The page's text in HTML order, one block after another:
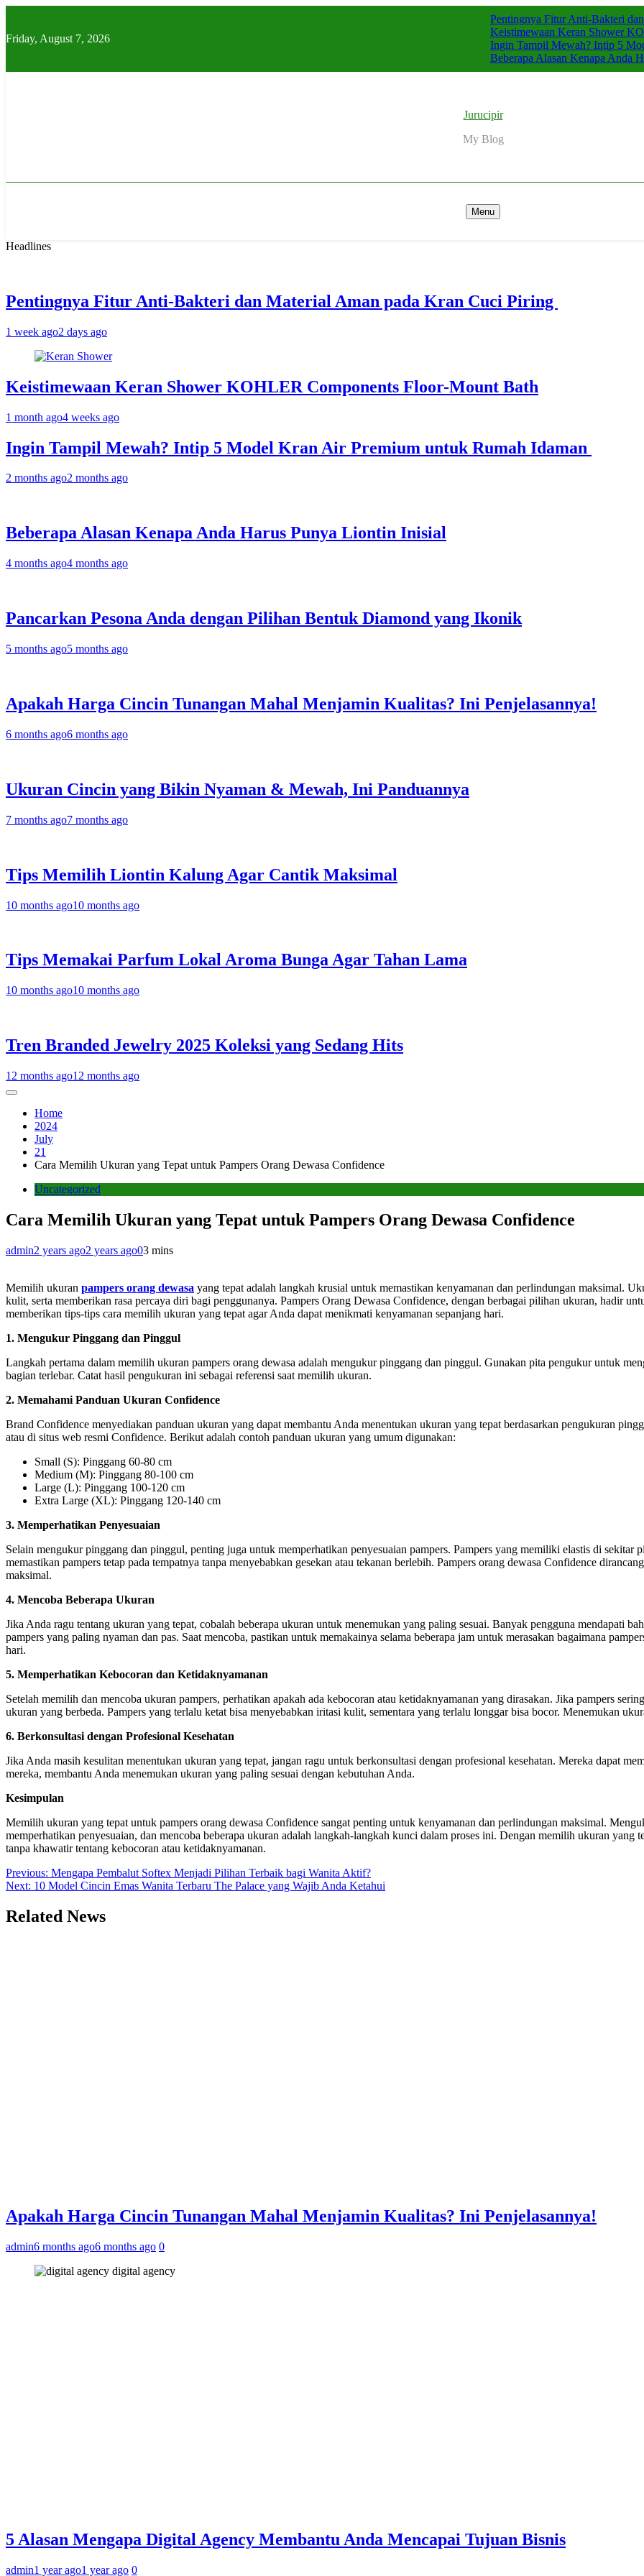
content
Friday, August 7, 2026
Pentingnya Fitur Anti-Bakteri
Keistimewaan Keran Shower
Ingin Tampil Mewah? Intip 5
Beberapa Alasan Kenapa Anda
Jurucipir
My Blog
Menu
Headlines
Pentingnya Fitur Anti-Bakteri dan Material Aman pada Kran Cuci Piring
1 week ago2 days ago
Keistimewaan Keran Shower KOHLER Components Floor-Mount Bath
1 month ago4 weeks ago
Ingin Tampil Mewah? Intip 5 Model Kran Air Premium untuk Rumah Idaman
2 months ago2 months ago
Beberapa Alasan Kenapa Anda Harus Punya Liontin Inisial
4 months ago4 months ago
Pancarkan Pesona Anda dengan Pilihan Bentuk Diamond yang Ikonik
5 months ago5 months ago
Apakah Harga Cincin Tunangan Mahal Menjamin Kualitas? Ini Penjelasannya!
6 months ago6 months ago
Ukuran Cincin yang Bikin Nyaman & Mewah, Ini Panduannya
7 months ago7 months ago
Tips Memilih Liontin Kalung Agar Cantik Maksimal
10 months ago10 months ago
Tips Memakai Parfum Lokal Aroma Bunga Agar Tahan Lama
10 months ago10 months ago
Tren Branded Jewelry 2025 Koleksi yang Sedang Hits
12 months ago12 months ago
Home
2024
July
21
Cara Memilih Ukuran yang Tepat untuk Pampers Orang Dewasa Confidence
Uncategorized
Cara Memilih Ukuran yang Tepat untuk Pampers Orang Dewasa Confidence
admin2 years ago2 years ago03 mins
Memilih ukuran pampers orang dewasa yang tepat adalah langkah krusial untuk memastikan kenyamanan dan perlindungan maksimal.
kulit, serta memberikan rasa percaya diri bagi penggunanya. Pampers Orang Dewasa Confidence, dengan berbagai pilihan ukuran, hadir
memberikan tips-tips cara memilih ukuran yang tepat agar Anda dapat menikmati kenyamanan sepanjang hari.
1. Mengukur Pinggang dan Pinggul
Langkah pertama dalam memilih ukuran pampers orang dewasa adalah mengukur pinggang dan pinggul. Gunakan pita pengukur untuk
bagian terlebar. Catat hasil pengukuran ini sebagai referensi saat memilih ukuran.
2. Memahami Panduan Ukuran Confidence
Brand Confidence menyediakan panduan ukuran yang dapat membantu Anda menentukan ukuran yang tepat berdasarkan pengukuran
atau di situs web resmi Confidence. Berikut adalah contoh panduan ukuran yang umum digunakan:
Small (S): Pinggang 60-80 cm
Medium (M): Pinggang 80-100 cm
Large (L): Pinggang 100-120 cm
Extra Large (XL): Pinggang 120-140 cm
3. Memperhatikan Penyesuaian
Selain mengukur pinggang dan pinggul, penting juga untuk memperhatikan penyesuaian pampers. Pampers yang memiliki elastis di sekitar
memastikan pampers tetap pada tempatnya tanpa menyebabkan gesekan atau tekanan berlebih. Pampers orang dewasa Confidence
maksimal.
4. Mencoba Beberapa Ukuran
Jika Anda ragu tentang ukuran yang tepat, cobalah beberapa ukuran untuk menemukan yang paling sesuai. Banyak pengguna mendapati
pampers yang paling nyaman dan pas. Saat mencoba, pastikan untuk memakainya selama beberapa jam untuk merasakan bagaimana
hari.
5. Memperhatikan Kebocoran dan Ketidaknyamanan
Setelah memilih dan mencoba ukuran pampers, perhatikan apakah ada kebocoran atau ketidaknyamanan yang dirasakan. Jika pampers
ukuran yang berbeda. Pampers yang terlalu ketat bisa menyebabkan iritasi kulit, sementara yang terlalu longgar bisa bocor. Menemukan
6. Berkonsultasi dengan Profesional Kesehatan
Jika Anda masih kesulitan menentukan ukuran yang tepat, jangan ragu untuk berkonsultasi dengan profesional kesehatan. Mereka dapat
mereka, membantu Anda menemukan ukuran yang paling sesuai dengan kebutuhan Anda.
Kesimpulan
Memilih ukuran yang tepat untuk pampers orang dewasa Confidence sangat penting untuk kenyamanan dan perlindungan maksimal.
memperhatikan penyesuaian, dan mencoba beberapa ukuran adalah langkah-langkah kunci dalam proses ini. Dengan memilih ukuran yang
tanpa khawatir tentang kebocoran atau ketidaknyamanan.
Post
navigation
Previous: Mengapa Pembalut Softex Menjadi Pilihan Terbaik bagi Wanita Aktif?
Next: 10 Model Cincin Emas Wanita Terbaru The Palace yang Wajib Anda Ketahui
Related News
Apakah Harga Cincin Tunangan Mahal Menjamin Kualitas? Ini Penjelasannya!
admin6 months ago6 months ago 0
digital agency
5 Alasan Mengapa Digital Agency Membantu Anda Mencapai Tujuan Bisnis
admin1 year ago1 year ago 0